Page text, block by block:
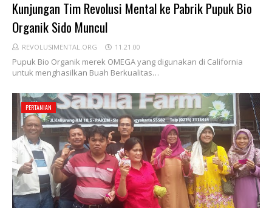
Kunjungan Tim Revolusi Mental ke Pabrik Pupuk Bio
Organik Sido Muncul
REVOLUSIMENTAL.ORG 11.21.00
Pupuk Bio Organik merek OMEGA yang digunakan di California
untuk menghasilkan Buah Berkualitas…
PERTANIAN